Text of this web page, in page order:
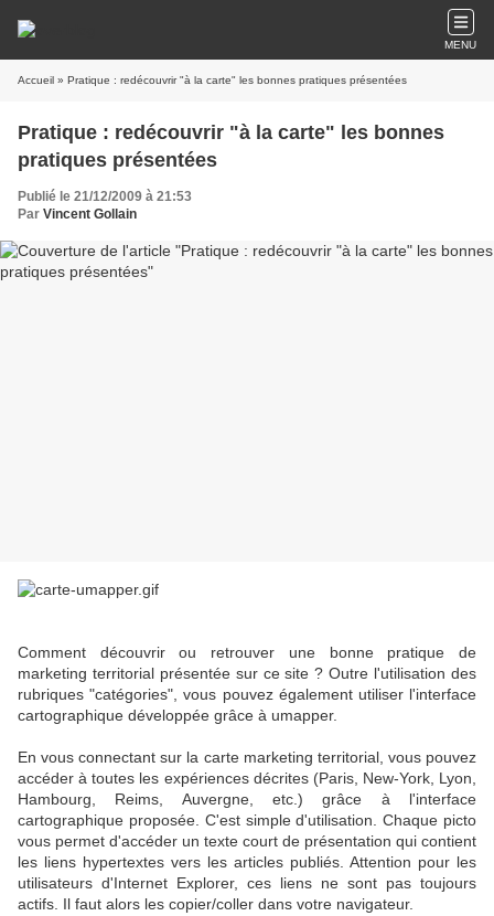
MENU
Accueil » Pratique : redécouvrir "à la carte" les bonnes pratiques présentées
Pratique : redécouvrir "à la carte" les bonnes
pratiques présentées
Publié le 21/12/2009 à 21:53
Par Vincent Gollain
Comment découvrir ou retrouver une bonne pratique de
marketing territorial présentée sur ce site ? Outre l'utilisation des
rubriques "catégories", vous pouvez également utiliser l'interface
cartographique développée grâce à umapper.
En vous connectant sur la carte marketing territorial, vous pouvez
accéder à toutes les expériences décrites (Paris, New-York, Lyon,
Hambourg, Reims, Auvergne, etc.) grâce à l'interface
cartographique proposée. C'est simple d'utilisation. Chaque picto
vous permet d'accéder un texte court de présentation qui contient
les liens hypertextes vers les articles publiés. Attention pour les
utilisateurs d'Internet Explorer, ces liens ne sont pas toujours
actifs. Il faut alors les copier/coller dans votre navigateur.